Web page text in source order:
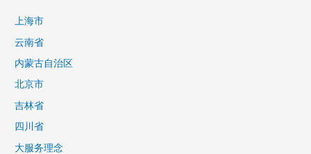
上海市
云南省
内蒙古自治区
北京市
吉林省
四川省
大服务理念